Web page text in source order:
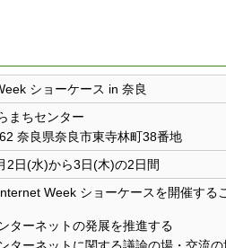
ショーケース in 奈良
まちセンター
奈良県奈良市東寺林町38番地
2日(水)から3日(木)の2日間
Week ショーケースを開催する
ターネットの発展を推進する
ターネットに関する議論の場・交流